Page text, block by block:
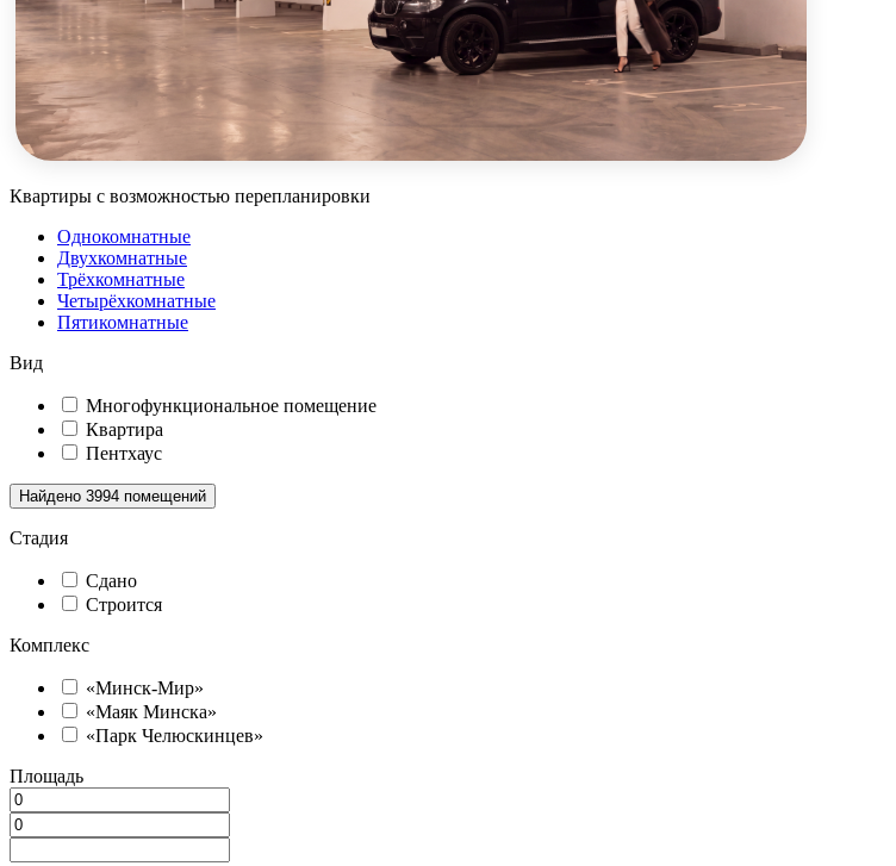
Квартиры с возможностью перепланировки
Однокомнатные
Двухкомнатные
Трёхкомнатные
Четырёхкомнатные
Пятикомнатные
Вид
Многофункциональное помещение
Квартира
Пентхаус
Найдено 3994 помещений
Стадия
Сдано
Строится
Комплекс
«Минск-Мир»
«Маяк Минска»
«Парк Челюскинцев»
Площадь